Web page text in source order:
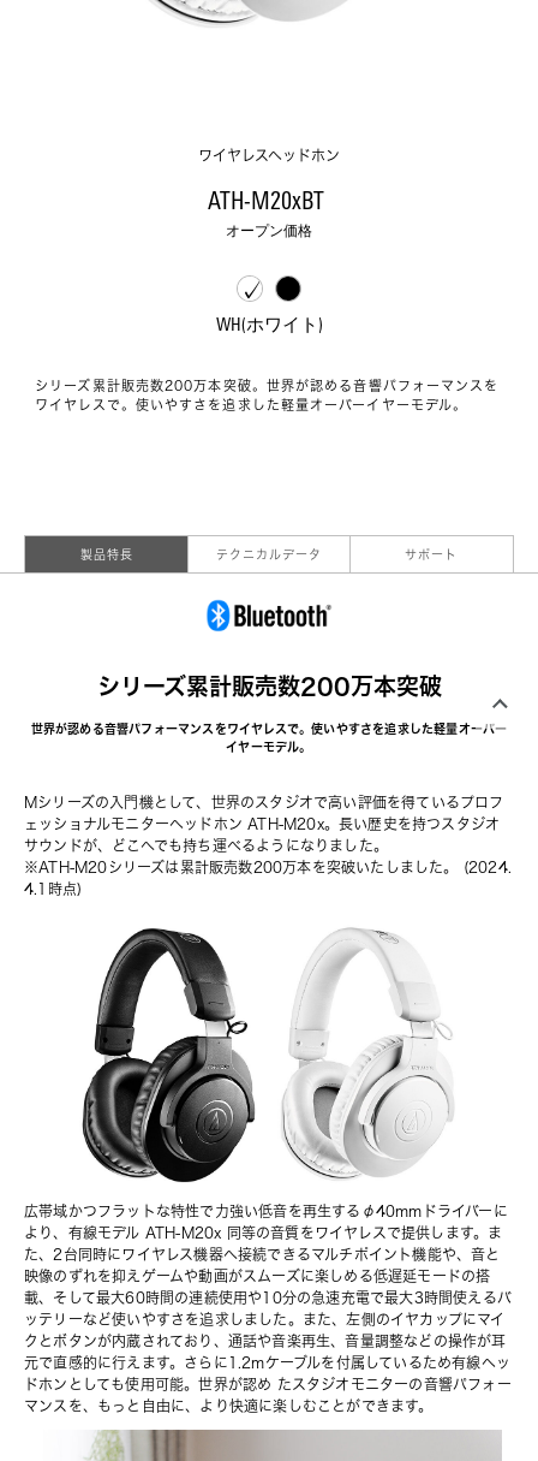
ワイヤレスヘッドホン
ATH-M20xBT
オープン価格
WH(ホワイト)
シリーズ累計販売数200万本突破。世界が認める音響パフォーマンスを
ワイヤレスで。使いやすさを追求した軽量オーバーイヤーモデル。
製品特長 テクニカルデータ サポート
シリーズ累計販売数200万本突破
世界が認める音響パフォーマンスをワイヤレスで。使いやすさを追求した軽量オーバー
イヤーモデル。
Mシリーズの入門機として、世界のスタジオで高い評価を得ているプロフ
ェッショナルモニターヘッドホン ATH-M20x。長い歴史を持つスタジオ
サウンドが、どこへでも持ち運べるようになりました。
※ATH-M20シリーズは累計販売数200万本を突破いたしました。 (2024.
4.1時点)
広帯域かつフラットな特性で力強い低音を再生するφ40mmドライバーに
より、 有線モデル ATH-M20x 同等の音質をワイヤレスで提供します。ま
た、2台同時にワイヤレス機器へ接続できるマルチポイント機能や、音と
映像のずれを抑えゲームや動画がスムーズに楽しめる低遅延モードの搭
載、そして最大60時間の連続使用や10分の急速充電で最大3時間使えるバ
ッテリーなど使いやすさを追求しました。また、左側のイヤカップにマイ
クとボタンが内蔵されており、通話や音楽再生、音量調整などの操作が耳
元で直感的に行えます。さらに1.2mケーブルを付属しているため有線ヘッ
ドホンとしても使用可能。世界が認め たスタジオモニターの音響パフォー
マンスを、もっと自由に、より快適に楽しむことができます。